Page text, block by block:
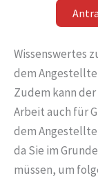
Wissenswertes
dem
Zudem kann
Arbeit auch für
dem
da Sie im
müssen, um